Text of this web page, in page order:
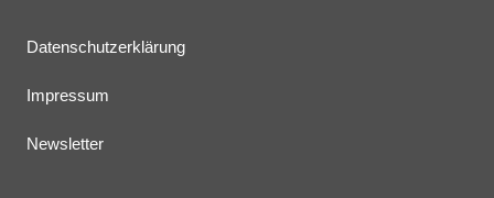
Datenschutzerklärung
Impressum
Newsletter